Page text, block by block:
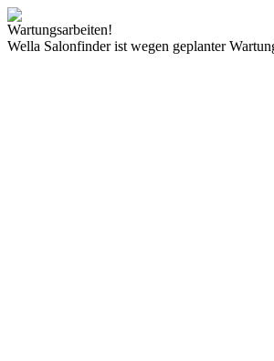
Wartungsarbeiten!
Wella Salonfinder ist wegen geplanter